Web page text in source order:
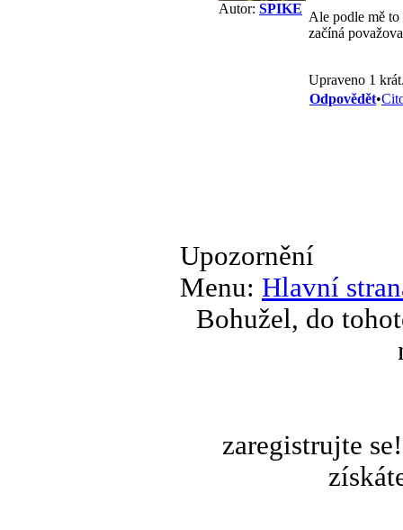
Autor: SPIKE
Ale podle mě to
začíná
Upraveno 1
Odpovědět•
Upozornění
Menu: Hlavní
Bohužel, do
zaregistrujte